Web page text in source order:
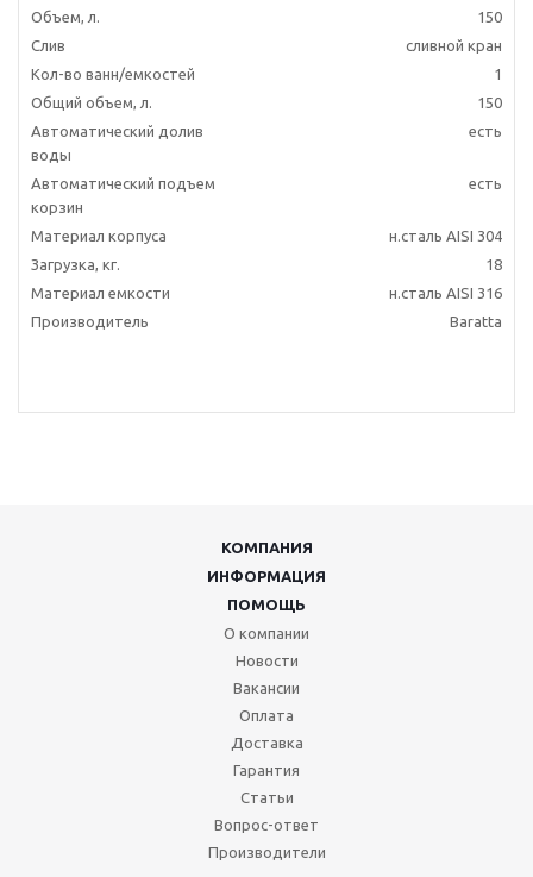
Объем, л.
150
Слив
сливной кран
Кол-во ванн/емкостей
1
Общий объем, л.
150
Автоматический долив
воды
есть
Автоматический подъем
корзин
есть
Материал корпуса
н.сталь AISI 304
Загрузка, кг.
18
Материал емкости
н.сталь AISI 316
Производитель
Baratta
КОМПАНИЯ
ИНФОРМАЦИЯ
ПОМОЩЬ
О компании
Новости
Вакансии
Оплата
Доставка
Гарантия
Статьи
Вопрос-ответ
Производители